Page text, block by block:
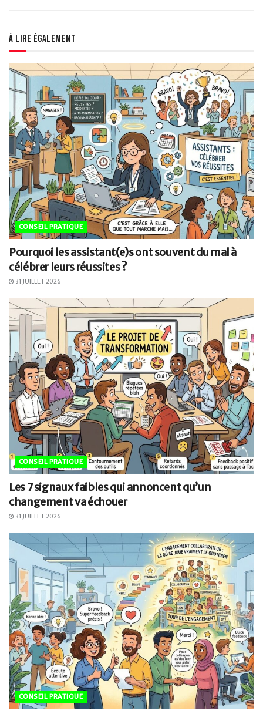
À lire également
CONSEIL PRATIQUE
Pourquoi les assistant(e)s ont souvent du mal à
célébrer leurs réussites ?
31 JUILLET 2026
CONSEIL PRATIQUE
Les 7 signaux faibles qui annoncent qu’un
changement va échouer
31 JUILLET 2026
CONSEIL PRATIQUE